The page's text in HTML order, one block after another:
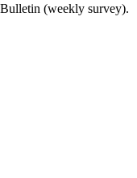
(weekly survey).